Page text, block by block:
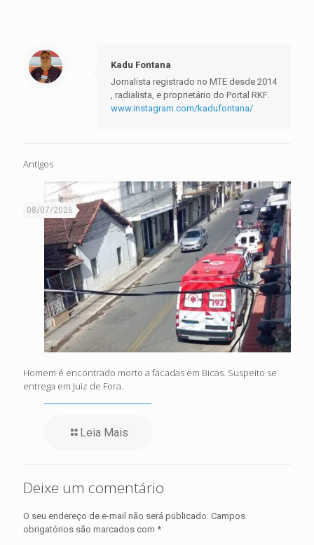
Kadu Fontana
Jornalista registrado no MTE desde 2014
, radialista, e proprietário do Portal RKF.
www.instagram.com/kadufontana/
Antigos
08/07/2026
Homem é encontrado morto a facadas em Bicas. Suspeito se
entrega em Juiz de Fora.
Leia Mais
Deixe um comentário
O seu endereço de e-mail não será publicado. Campos
obrigatórios são marcados com *